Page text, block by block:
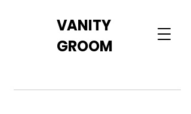
VANITY
GROOM